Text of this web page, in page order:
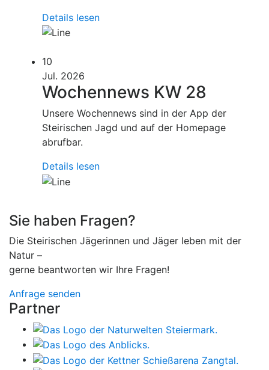
Details lesen
10
Jul. 2026
Wochennews KW 28
Unsere Wochennews sind in der App der
Steirischen Jagd und auf der Homepage
abrufbar.
Details lesen
Sie haben Fragen?
Die Steirischen Jägerinnen und Jäger leben mit der
Natur –
gerne beantworten wir Ihre Fragen!
Anfrage senden
Partner